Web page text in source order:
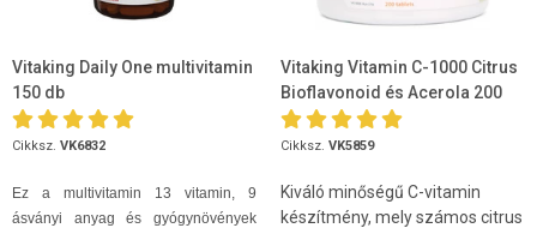
Vitaking Daily One multivitamin
150 db
Cikksz. VK6832
Ez a multivitamin 13 vitamin, 9
ásványi anyag és gyógynövények
Vitaking Vitamin C-1000 Citrus
Bioflavonoid és Acerola 200
db
Cikksz. VK5859
Kiváló minőségű C-vitamin
készítmény, mely számos citrus